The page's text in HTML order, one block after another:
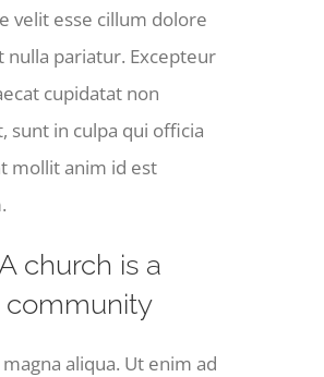
velit esse cillum dolore
nulla pariatur. Excepteur
cupidatat non
sunt in culpa qui officia
mollit anim id est
A church is a
community
aliqua. Ut enim ad